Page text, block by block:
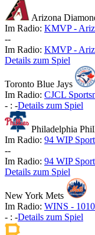
Arizona
Im Radio: KMVP -
--
Im Radio: KMVP -
Details zum Spiel
Toronto Blue Jays
Im Radio: CJCL
- : -Details zum Spiel
Philadelphia
Im Radio: 94 WIP
--
Im Radio: 94 WIP
Details zum Spiel
New York Mets
Im Radio: WINS -
- : -Details zum Spiel